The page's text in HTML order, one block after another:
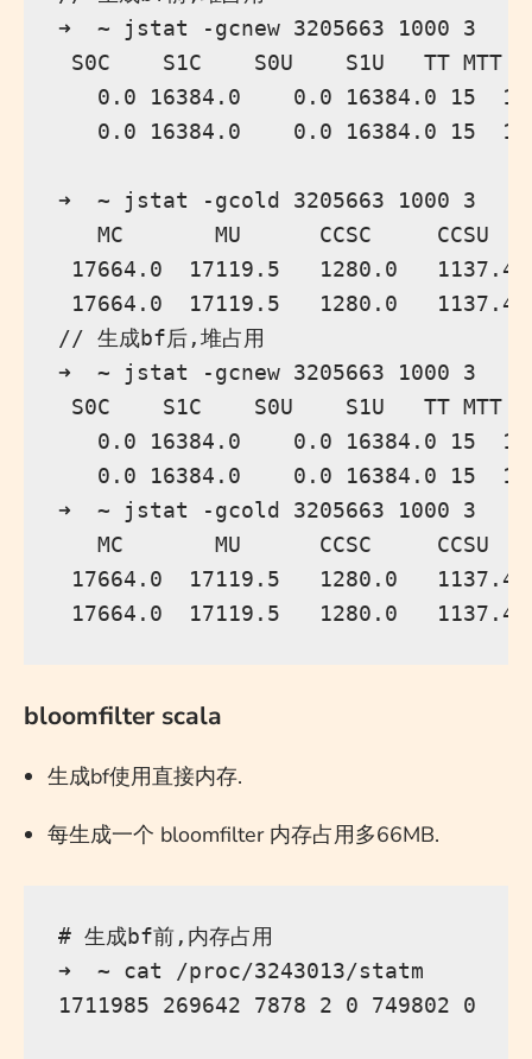
➜  ~ jstat -gcnew 3205663 1000 3
S0C    S1C    S0U    S1U   TT
0.0 16384.0    0.0 16384.0 15
0.0 16384.0    0.0 16384.0 15
➜  ~ jstat -gcold 3205663 1000 3
MC       MU      CCSC     CCSU
17664.0  17119.5   1280.0
17664.0  17119.5   1280.0
// 生成bf后,堆占用
➜  ~ jstat -gcnew 3205663 1000 3
S0C    S1C    S0U    S1U   TT
0.0 16384.0    0.0 16384.0 15
0.0 16384.0    0.0 16384.0 15
➜  ~ jstat -gcold 3205663 1000 3
MC       MU      CCSC     CCSU
17664.0  17119.5   1280.0
bloomfilter scala
生成bf使用直接内存.
每生成一个 bloomfilter 内存占用多66MB.
# 生成bf前,内存占用
➜  ~ cat /proc/3243013/statm
1711985 269642 7878 2 0 749802 0